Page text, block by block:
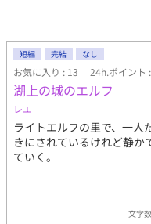
短編 完結 なし
お気に入り : 13 24h.ポイント
湖上の城のエルフ
レエ
ライトエルフの里で、一人
きにされているけれど静か
ていく。
文字